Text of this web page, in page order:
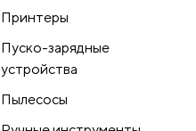
Принтеры
Пуско-зарядные
устройства
Пылесосы